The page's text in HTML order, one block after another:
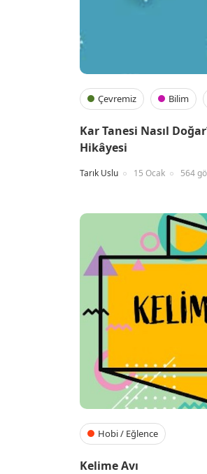
Çevremiz Bilim
Kar Tanesi Nasıl
Hikâyesi
Tarık Uslu 15 Ocak 564
Hobi / Eğlence
Kelime Avı